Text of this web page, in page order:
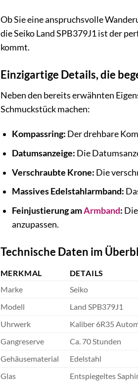
Ob Sie eine anspruchsvolle
die Seiko Land SPB379J1 ist der
kommt.
Einzigartige Details, die
Neben den bereits erwähnten
Schmuckstück machen:
Kompassring: Der drehbare
Datumsanzeige: Die
Verschraubte Krone: Die
Massives Edelstahlarmband:
Feinjustierung amArmband:
anzupassen.
Technische Daten im
MERKMAL
DETAILS
Marke
Seiko
Modell
Land SPB379J1
Uhrwerk
Kaliber 6R35
Gangreserve
Ca. 70 Stunden
Gehäusematerial
Edelstahl
Glas
Entspiegeltes